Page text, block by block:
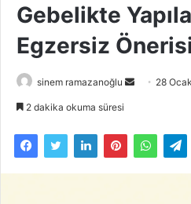
Gebelikte
Egzersiz Önerisi
sinem ramazanoğlu
Bir
göndermek
28
2 dakika okuma süresi